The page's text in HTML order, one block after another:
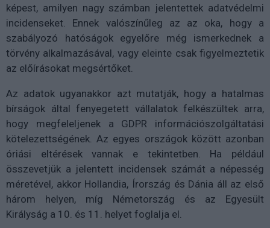
képest, amilyen nagy számban jelentettek adatvédelmi
incidenseket. Ennek valószínűleg az az oka, hogy a
szabályozó hatóságok egyelőre még ismerkednek a
törvény alkalmazásával, vagy eleinte csak figyelmeztetik
az előírásokat megsértőket.
Az adatok ugyanakkor azt mutatják, hogy a hatalmas
bírságok által fenyegetett vállalatok felkészültek arra,
hogy megfeleljenek a GDPR információszolgáltatási
kötelezettségének. Az egyes országok között azonban
óriási eltérések vannak e tekintetben. Ha például
összevetjük a jelentett incidensek számát a népesség
méretével, akkor Hollandia, Írország és Dánia áll az első
három helyen, míg Németország és az Egyesült
Királyság a 10. és 11. helyet foglalja el.